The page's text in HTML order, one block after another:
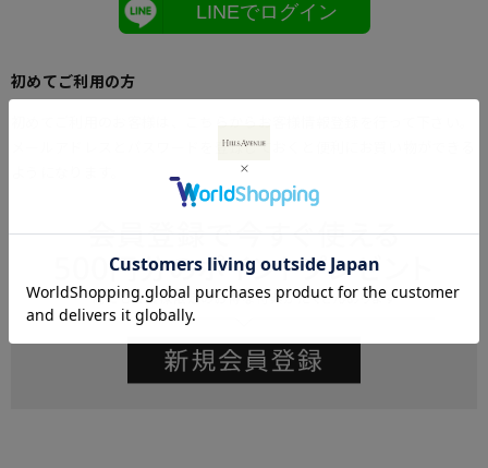
LINEでログイン
初めてご利用の方
メールアドレスとパスワードを登録しておくと便利にお買い物ができる